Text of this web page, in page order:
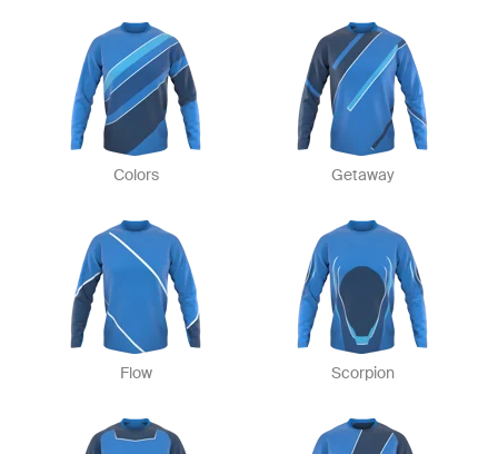
Colors Getaway
Flow Scorpion